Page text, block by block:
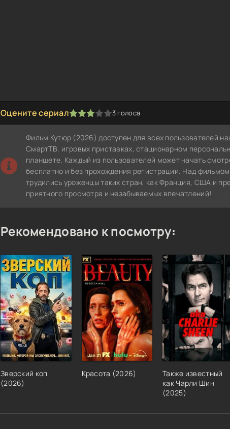
Оцените сериал
1 2 3 4 5 3 голоса
Фильм Кутюр (2026) доступен для всех пользователей
СмартТВ, игровых приставках, стационарном
планшете. Каждый из пользователей может начать
бесплатно и без прохождения регистрации. Над
трудились уроженцы таких стран, как Франция, США и
приятного просмотра и незабываемых впечатлений!
Рекомендовано к посмотру:
Зверский коп
(2026)
Красота (2026)
Также известный
как Чарли Шин
(2025)